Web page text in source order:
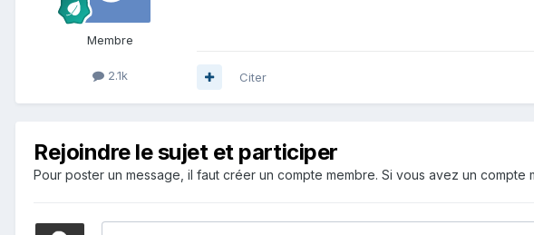
Membre
2.1k Citer
Rejoindre le sujet et participer
Pour poster un message, il faut créer un compte membre. Si vous avez un compte